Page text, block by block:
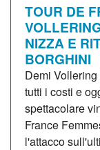
TOUR DE
NIZZA E
BORGHINI
Demi
tutti i costi e
spettacolare
France
l'attacco